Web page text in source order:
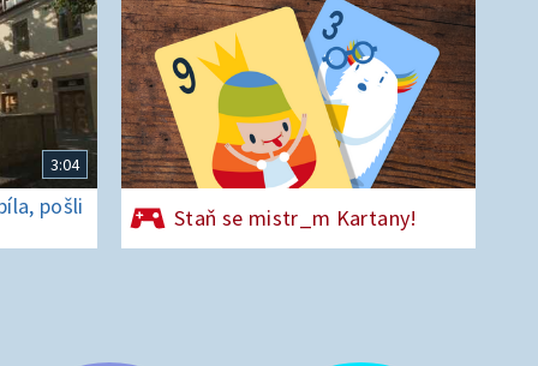
3:04
pošli Staň se mistr_m Kartany!